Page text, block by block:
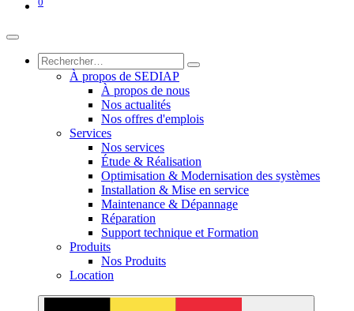
À propos de SEDIAP
À propos de nous
Nos actualités
Nos offres d'emplois
Services
Nos services
Étude & Réalisation
Optimisation & Modernisation des systèmes
Installation & Mise en service
Maintenance & Dépannage
Réparation
Support technique et Formation
Produits
Nos Produits
Location